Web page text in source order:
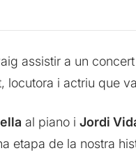
assistir a un
locutora i actriu que
al piano i Jordi
etapa de la nostra